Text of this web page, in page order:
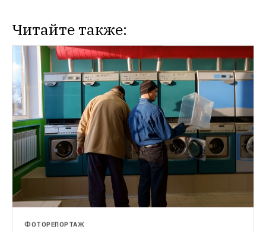
Читайте также:
ТРАНСПОРТ
«Яндекс» рассказал о решении проблем с
GPS около Кремля «Яндекс.Карты» будут
автоматически распознавать резкие
изменения положения координат GPS
ФОТОРЕПОРТАЖ